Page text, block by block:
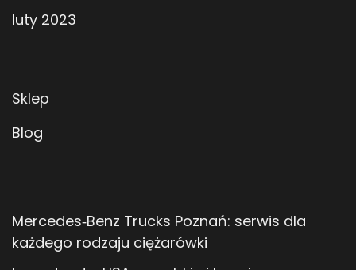
luty 2023
Sklep
Blog
Mercedes‑Benz Trucks Poznań: serwis dla
każdego rodzaju ciężarówki